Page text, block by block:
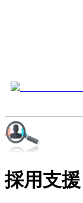
採用支援